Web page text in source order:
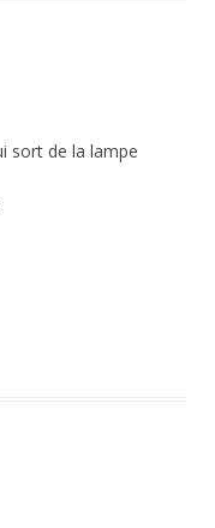
sort de la lampe